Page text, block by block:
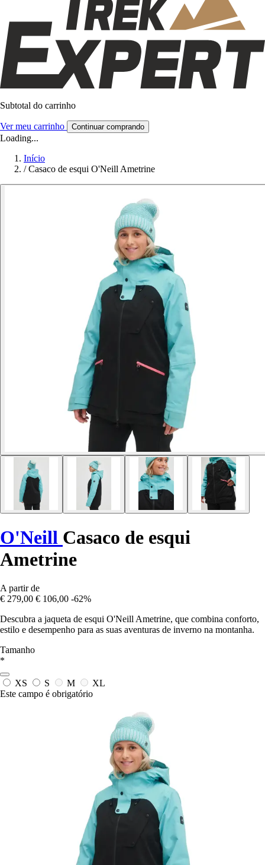
Subtotal do carrinho
Ver meu carrinho Continuar comprando
Loading...
Início
/ Casaco de esqui O'Neill Ametrine
O'Neill Casaco de esqui
Ametrine
A partir de
€ 279,00 € 106,00 -62%
Descubra a jaqueta de esqui O'Neill Ametrine, que combina conforto,
estilo e desempenho para as suas aventuras de inverno na montanha.
Tamanho
*
XS S M
XL
Este campo é obrigatório